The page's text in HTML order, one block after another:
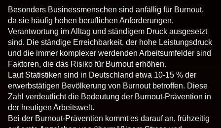
Besonders Businessmenschen sind anfällig für Burnout,
da sie häufig hohen beruflichen Anforderungen,
Verantwortung im Alltag und ständigem Druck ausgesetzt
sind. Die ständige Erreichbarkeit, der hohe Leistungsdruck
und die immer komplexer werdenden Arbeitsumfelder sind
Faktoren, die das Risiko für Burnout erhöhen.
Laut Statistiken sind in Deutschland etwa 10-15 % der
erwerbstätigen Bevölkerung von Burnout betroffen. Diese
Zahl verdeutlicht die Bedeutung der Burnout-Prävention in
der heutigen Arbeitswelt.
Bei der Burnout-Prävention kommt es darauf an, frühzeitig